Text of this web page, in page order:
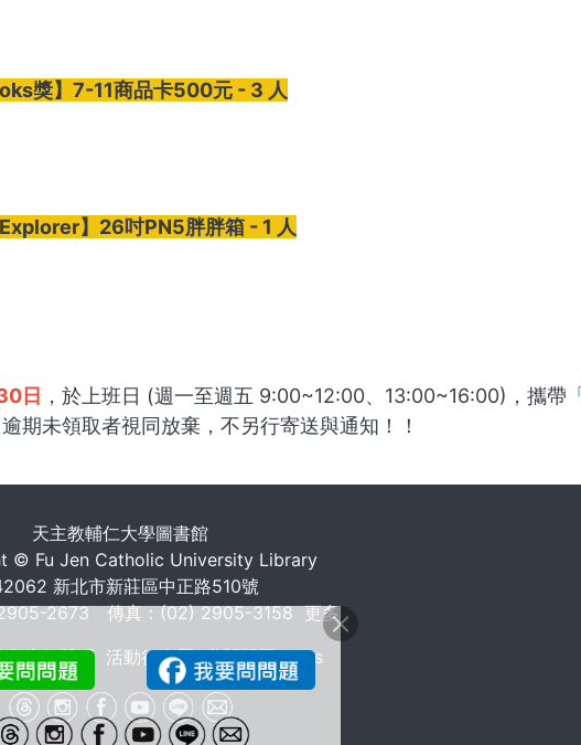
獎】7-11商品卡500元 - 3 人
】26吋PN5胖胖箱 - 1 人
⽇ ，於上班⽇ (週⼀⾄週五 9:00~12:00、13:00~16:00)，攜帶「
期未領取者視同放棄，不另行寄送與通知！！
天主教輔仁大學圖書館
© Fu Jen Catholic University Library
新北市新莊區中正路510號
2673 傳真：(02) 2905-3158更多
集告知聲明 活動行事曆 常問問題 FAQs